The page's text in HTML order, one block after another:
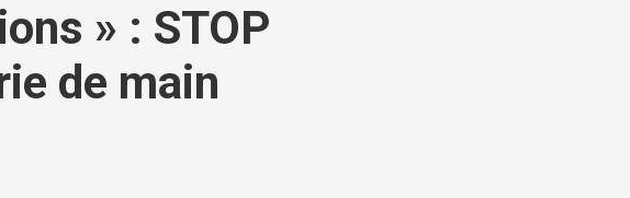
» : STOP
de main